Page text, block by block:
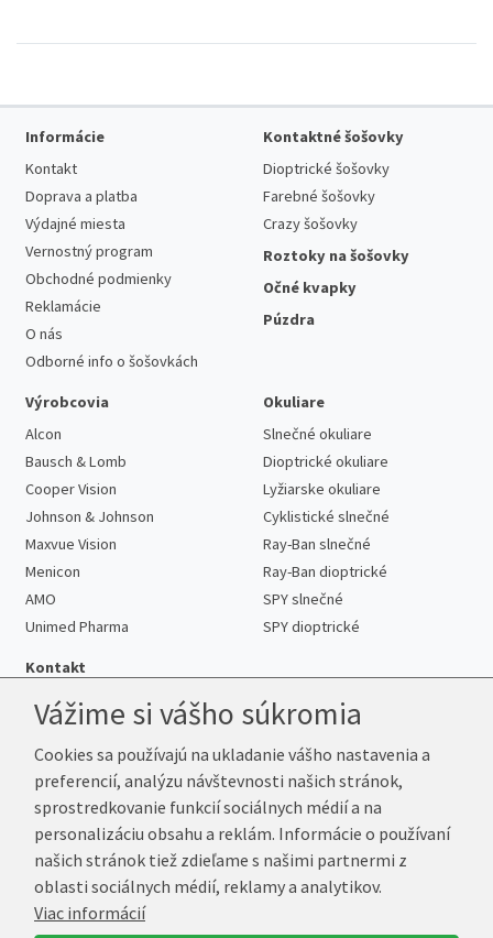
Informácie
Kontakt
Doprava a platba
Výdajné miesta
Vernostný program
Obchodné podmienky
Reklamácie
O nás
Odborné info o šošovkách
Kontaktné šošovky
Dioptrické šošovky
Farebné šošovky
Crazy šošovky
Roztoky na šošovky
Očné kvapky
Púzdra
Výrobcovia
Alcon
Bausch & Lomb
Cooper Vision
Johnson & Johnson
Maxvue Vision
Menicon
AMO
Unimed Pharma
Okuliare
Slnečné okuliare
Dioptrické okuliare
Lyžiarske okuliare
Cyklistické slnečné
Ray-Ban slnečné
Ray-Ban dioptrické
SPY slnečné
SPY dioptrické
Kontakt
Telefón:+421 222 205 863
E-mail:info@kup-sosovky.sk
Reklamačná adresa
Andrea Votavová
Revoluční 1017
290 01 Poděbrady
Česká republika
Vážime si vášho súkromia
Cookies sa používajú na ukladanie vášho nastavenia a
preferencií, analýzu návštevnosti našich stránok,
sprostredkovanie funkcií sociálnych médií a na
personalizáciu obsahu a reklám. Informácie o používaní
našich stránok tiež zdieľame s našimi partnermi z
oblasti sociálnych médií, reklamy a analytikov.
Viac informácií